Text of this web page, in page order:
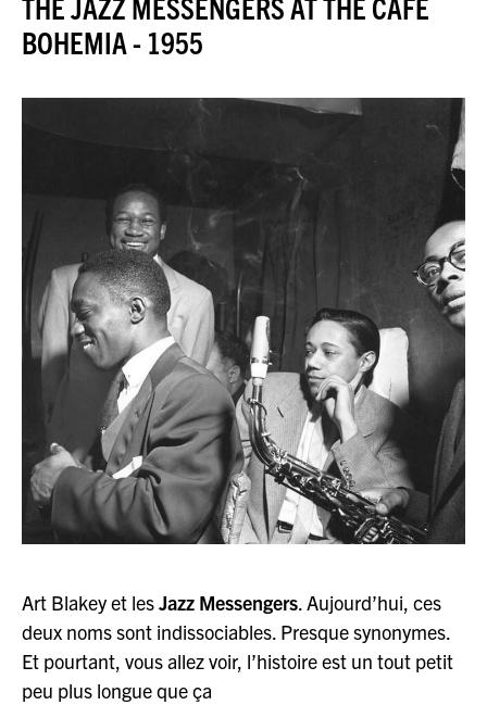
JAZZENDA
BOHEMIA - 1955
Art Blakey et lesJazz Messengers. Aujourd’hui, ces
deux noms sont indissociables. Presque synonymes.
Et pourtant, vous allez voir, l’histoire est un tout petit
peu plus longue que ça